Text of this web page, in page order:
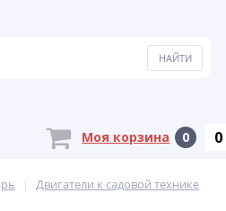
Моя корзина 0 0
Двигатели к садовой технике